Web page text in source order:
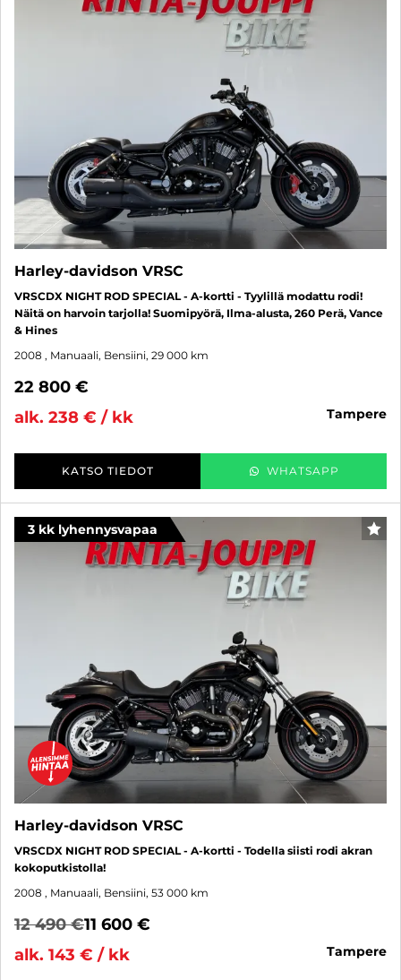
Harley-davidson VRSC
VRSCDX NIGHT ROD SPECIAL - A-kortti - Tyylillä modattu rodi!
Näitä on harvoin tarjolla! Suomipyörä, Ilma-alusta, 260 Perä, Vance
& Hines
2008 , Manuaali, Bensiini, 29 000 km
22 800 €
alk. 238 € / kk
tampere
KATSO TIEDOT WHATSAPP
3 kk lyhennysvapaa
Harley-davidson VRSC
VRSCDX NIGHT ROD SPECIAL - A-kortti - Todella siisti rodi akran
kokoputkistolla!
2008 , Manuaali, Bensiini, 53 000 km
12 490 €11 600 €
alk. 143 € / kk
tampere